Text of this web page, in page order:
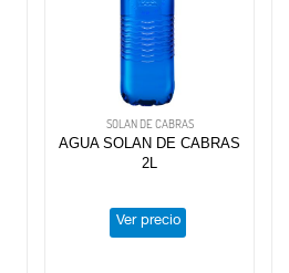
SOLAN DE CABRAS
AGUA SOLAN DE CABRAS
2L
Ver precio